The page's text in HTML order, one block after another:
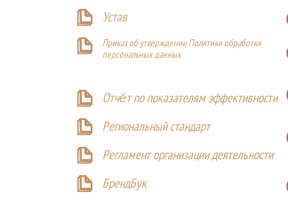
Устав
Приказ об утверждении Политики обработки
персональных данных
Отчёт по показателям эффективности
Региональный стандарт
Регламент организации деятельности
БрендБук